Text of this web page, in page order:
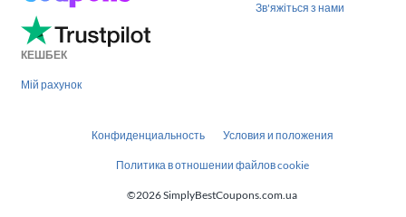
Зв'яжіться з нами
КЕШБЕК
Мій рахунок
Конфиденциальность Условия и положения
Политика в отношении файлов cookie
©2026 SimplyBestCoupons.com.ua